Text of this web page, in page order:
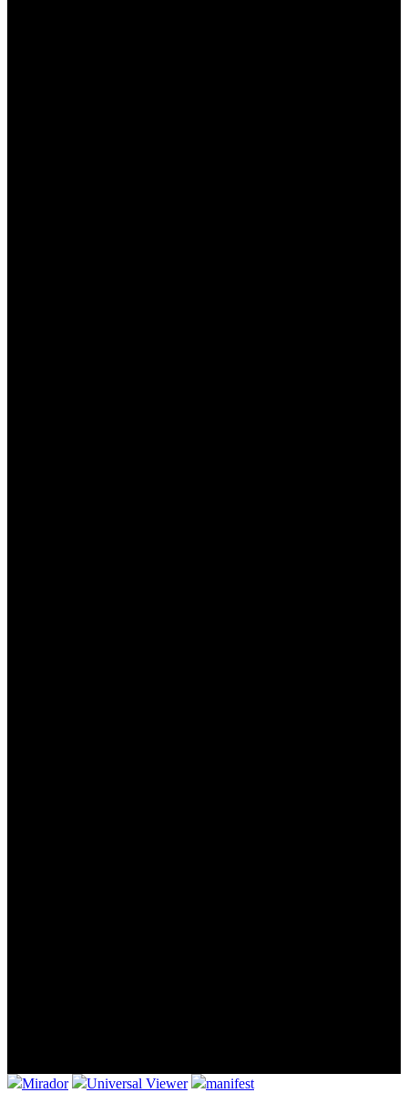
Mirador Universal Viewer manifest